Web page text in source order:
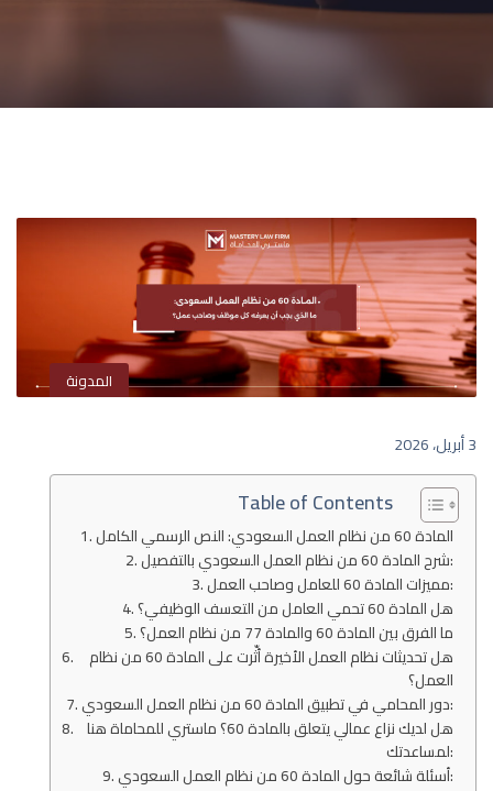
المدونة
3 أبريل، 2026
Table of Contents
المادة 60 من نظام العمل السعودي: النص الرسمي الكامل
شرح المادة 60 من نظام العمل السعودي بالتفصيل:
مميزات المادة 60 للعامل وصاحب العمل:
هل المادة 60 تحمي العامل من التعسف الوظيفي؟
ما الفرق بين المادة 60 والمادة 77 من نظام العمل؟
هل تحديثات نظام العمل الأخيرة أثّرت على المادة 60 من نظام
العمل؟
دور المحامي في تطبيق المادة 60 من نظام العمل السعودي:
هل لديك نزاع عمالي يتعلق بالمادة 60؟ ماستري للمحاماة هنا
لمساعدتك:
أسئلة شائعة حول المادة 60 من نظام العمل السعودي: